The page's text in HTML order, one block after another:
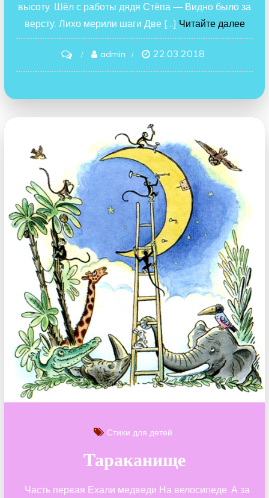
высоту. Шёл с работы дядя Стёпа — Видно было за
версту. Лихо мерили шаги Две […] Читайте далее
on
Дядя
admin 22.03.2018
Стихи для детей
Тараканище
Часть первая Ехали медведи На велосипеде. А за